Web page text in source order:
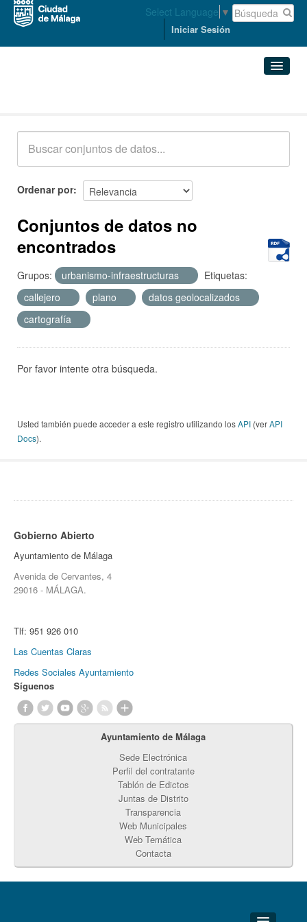
Select Language ▼
Iniciar Sesión
Acerca de
Ordenar por
Conjuntos de datos no
encontrados
Grupos: urbanismo-infraestructuras
Etiquetas:
callejero
plano
datos geolocalizados
cartografía
Por favor intente otra búsqueda.
Usted también puede acceder a este registro utilizando losAPI (verAPI
Docs).
Gobierno Abierto
Ayuntamiento de Málaga
Avenida de Cervantes, 4
29016 - MÁLAGA.
Tlf: 951 926 010
Las Cuentas Claras
Redes Sociales Ayuntamiento
Síguenos
Ayuntamiento de Málaga
Sede Electrónica
Perfil del contratante
Tablón de Edictos
Juntas de Distrito
Transparencia
Web Municipales
Web Temática
Contacta